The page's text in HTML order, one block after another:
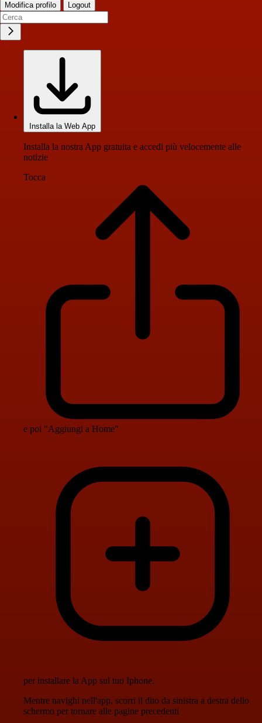
Modifica profilo Logout
Installa la Web App
Installa la nostra App gratuita e accedi più velocemente alle
notizie
Tocca
e poi "Aggiungi a Home"
per installare la App sul tuo Iphone.
Mentre navighi nell'app, scorri il dito da sinistra a destra dello
schermo per tornare alle pagine precedenti